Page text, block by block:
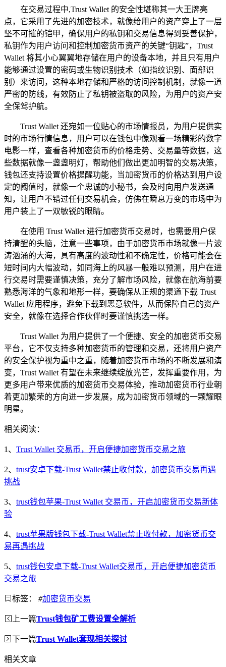
在交易过程中,Trust Wallet 的安全性堪称其一大王牌亮
点，它采用了先进的加密技术，就像给用户的资产穿上了一层
坚不可摧的铠甲，确保用户的私钥和交易信息得到妥善保护，
私钥作为用户访问和控制加密货币资产的关键“钥匙”，Trust
Wallet 将其小心翼翼地存储在用户的设备本地，并且只有用户
能够通过设置的密码或生物识别技术（如指纹识别、面部识
别）来访问，这种本地存储和严格的访问控制机制，就像一道
严密的防线，有效防止了私钥被盗取的风险，为用户的资产安
全保驾护航。
Trust Wallet 还宛如一位贴心的市场情报员，为用户提供实
时的市场行情信息，用户可以在钱包中像观看一场精彩的数字
电影一样，查看各种加密货币的价格走势、交易量等数据，这
些数据就像一盏盏明灯，帮助他们做出更加明智的交易决策，
钱包还支持设置价格提醒功能，当加密货币的价格达到用户设
定的阈值时，就像一个忠诚的小秘书，会及时向用户发送通
知，让用户不错过任何交易机会，仿佛在瞬息万变的市场中为
用户装上了一双敏锐的眼睛。
在使用 Trust Wallet 进行加密货币交易时，也需要用户保
持清醒的头脑，注意一些事项，由于加密货币市场就像一片波
涛汹涌的大海，具有高度的波动性和不确定性，价格可能会在
短时间内大幅波动，如同海上的风暴一般难以预测，用户在进
行交易时需要谨慎决策，充分了解市场风险，就像在航海前要
熟悉海洋的气象和地形一样，要确保从正规的渠道下载 Trust
Wallet 应用程序，避免下载到恶意软件，从而保障自己的资产
安全，就像在选择合作伙伴时要谨慎挑选一样。
Trust Wallet 为用户提供了一个便捷、安全的加密货币交易
平台，它不仅支持多种加密货币的管理和交易，还将用户资产
的安全保护视为重中之重，随着加密货币市场的不断发展和演
变，Trust Wallet 有望在未来继续绽放光芒，发挥重要作用，为
更多用户带来优质的加密货币交易体验，推动加密货币行业朝
着更加繁荣的方向进一步发展，成为加密货币领域的一颗耀眼
明星。
相关阅读：
1、 Trust Wallet 交易币，开启便捷加密货币交易之旅
2、 trust安卓下载-Trust Wallet禁止收付款，加密货币交易再遇
挑战
3、 trust钱包苹果-Trust Wallet 交易币，开启加密货币交易新体
验
4、 trust苹果版钱包下载-Trust Wallet禁止收付款，加密货币交
易再遇挑战
5、 trust钱包安卓下载-Trust Wallet交易币，开启便捷加密货币
交易之旅
标签： #加密货币交易
上一篇Trust钱包矿工费设置全解析
下一篇Trust Wallet套现相关探讨
相关文章